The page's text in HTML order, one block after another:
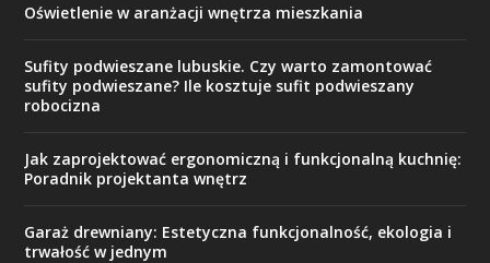
Oświetlenie w aranżacji wnętrza mieszkania
Sufity podwieszane lubuskie. Czy warto zamontować
sufity podwieszane? Ile kosztuje sufit podwieszany
robocizna
Jak zaprojektować ergonomiczną i funkcjonalną kuchnię:
Poradnik projektanta wnętrz
Garaż drewniany: Estetyczna funkcjonalność, ekologia i
trwałość w jednym